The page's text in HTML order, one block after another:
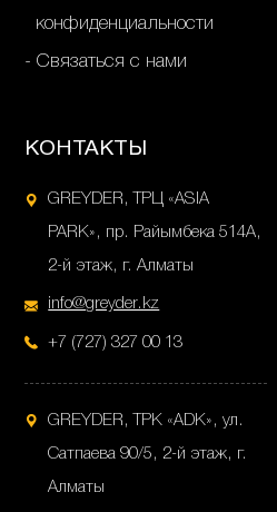
конфиденциальности
Связаться с нами
КОНТАКТЫ
GREYDER, ТРЦ «ASIA
PARK», пр. Райымбека 514А,
2-й этаж, г. Алматы
info@greyder.kz
+7 (727) 327 00 13
GREYDER, ТРК «ADK», ул.
Сатпаева 90/5, 2-й этаж, г.
Алматы